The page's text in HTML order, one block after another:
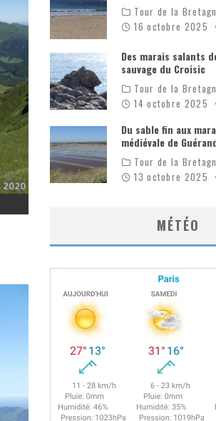
Tour de la
16 octobre 2025
Des marais salants
sauvage du Croisic
Tour de la
14 octobre 2025
Du sable fin aux
médiévale de
Tour de la
13 octobre 2025
MÉTÉO